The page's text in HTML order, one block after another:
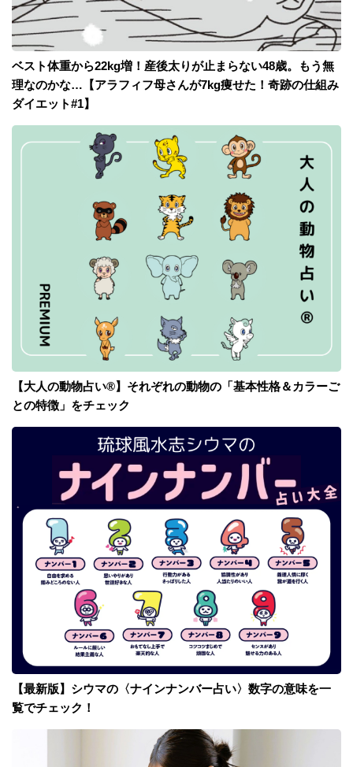
ベスト体重から22kg増！産後太りが止まらない48歳。もう無
理なのかな…【アラフィフ母さんが7kg痩せた！奇跡の仕組み
ダイエット#1】
【大人の動物占い®】それぞれの動物の「基本性格＆カラーご
との特徴」をチェック
【最新版】シウマの〈ナインナンバー占い〉数字の意味を一
覧でチェック！